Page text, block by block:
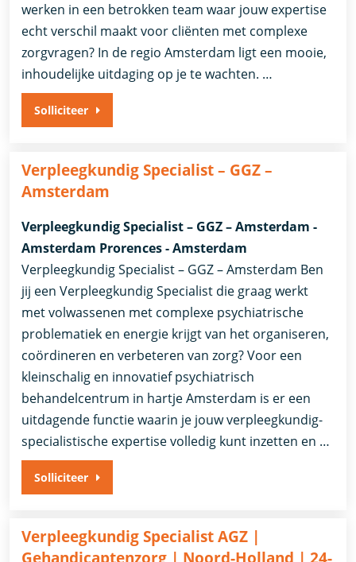
werken in een betrokken team waar jouw expertise
echt verschil maakt voor cliënten met complexe
zorgvragen? In de regio Amsterdam ligt een mooie,
inhoudelijke uitdaging op je te wachten. …
Solliciteer
Verpleegkundig Specialist – GGZ –
Amsterdam
Verpleegkundig Specialist – GGZ – Amsterdam -
Amsterdam Prorences - Amsterdam
Verpleegkundig Specialist – GGZ – Amsterdam Ben
jij een Verpleegkundig Specialist die graag werkt
met volwassenen met complexe psychiatrische
problematiek en energie krijgt van het organiseren,
coördineren en verbeteren van zorg? Voor een
kleinschalig en innovatief psychiatrisch
behandelcentrum in hartje Amsterdam is er een
uitdagende functie waarin je jouw verpleegkundig-
specialistische expertise volledig kunt inzetten en …
Solliciteer
Verpleegkundig Specialist AGZ |